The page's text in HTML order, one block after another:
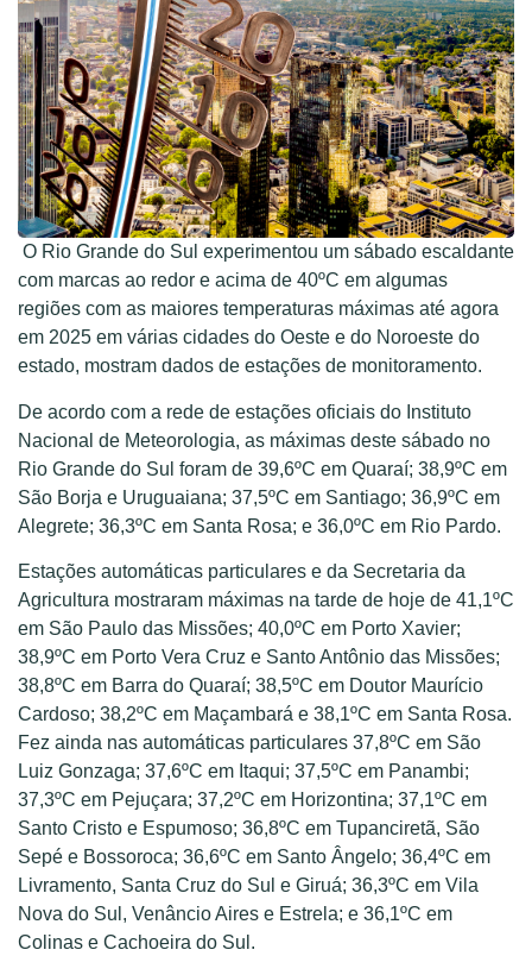
O Rio Grande do Sul experimentou um sábado escaldante
com marcas ao redor e acima de 40ºC em algumas
regiões com as maiores temperaturas máximas até agora
em 2025 em várias cidades do Oeste e do Noroeste do
estado, mostram dados de estações de monitoramento.
De acordo com a rede de estações oficiais do Instituto
Nacional de Meteorologia, as máximas deste sábado no
Rio Grande do Sul foram de 39,6ºC em Quaraí; 38,9ºC em
São Borja e Uruguaiana; 37,5ºC em Santiago; 36,9ºC em
Alegrete; 36,3ºC em Santa Rosa; e 36,0ºC em Rio Pardo.
Estações automáticas particulares e da Secretaria da
Agricultura mostraram máximas na tarde de hoje de 41,1ºC
em São Paulo das Missões; 40,0ºC em Porto Xavier;
38,9ºC em Porto Vera Cruz e Santo Antônio das Missões;
38,8ºC em Barra do Quaraí; 38,5ºC em Doutor Maurício
Cardoso; 38,2ºC em Maçambará e 38,1ºC em Santa Rosa.
Fez ainda nas automáticas particulares 37,8ºC em São
Luiz Gonzaga; 37,6ºC em Itaqui; 37,5ºC em Panambi;
37,3ºC em Pejuçara; 37,2ºC em Horizontina; 37,1ºC em
Santo Cristo e Espumoso; 36,8ºC em Tupanciretã, São
Sepé e Bossoroca; 36,6ºC em Santo Ângelo; 36,4ºC em
Livramento, Santa Cruz do Sul e Giruá; 36,3ºC em Vila
Nova do Sul, Venâncio Aires e Estrela; e 36,1ºC em
Colinas e Cachoeira do Sul.